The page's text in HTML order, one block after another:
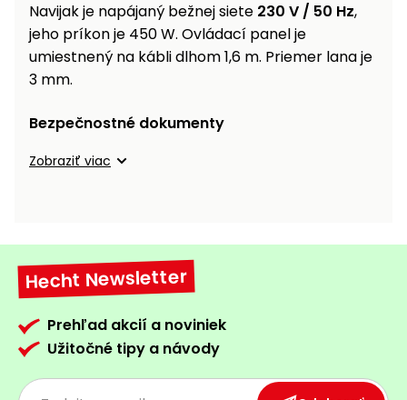
Príslušenstvo
Navijak je napájaný bežnej siete 230 V / 50 Hz,
jeho príkon je 450 W. Ovládací panel je
umiestnený na kábli dlhom 1,6 m. Priemer lana je
3 mm.
Bezpečnostné dokumenty
Zobraziť viac
Hecht Newsletter
Prehľad akcií a noviniek
Užitočné tipy a návody